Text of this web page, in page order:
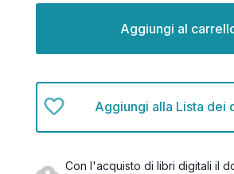
Aggiungi alla Lista dei
Con l'acquisto di libri digitali il